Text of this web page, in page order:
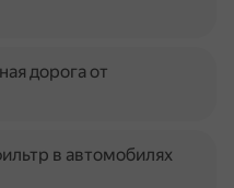
дорога от
в автомобилях